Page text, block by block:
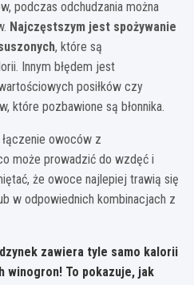
podczas odchudzania można
Najczęstszym jest spożywanie
, które są
Innym błędem jest
posiłków czy
które pozbawione są błonnika.
owoców z
może prowadzić do wzdęć i
że owoce najlepiej trawią się
w odpowiednich kombinacjach z
zawiera tyle samo kalorii
winogron! To pokazuje, jak